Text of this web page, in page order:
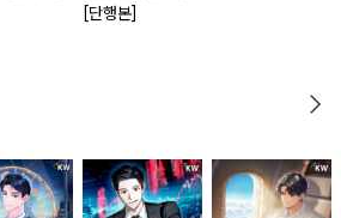
[단행본]